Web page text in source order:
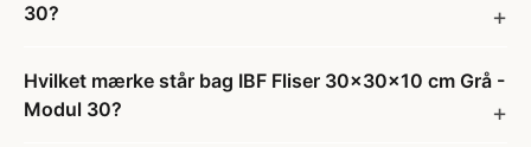
30?
Hvilket mærke står bag IBF Fliser 30x30x10 cm Grå -
Modul 30?